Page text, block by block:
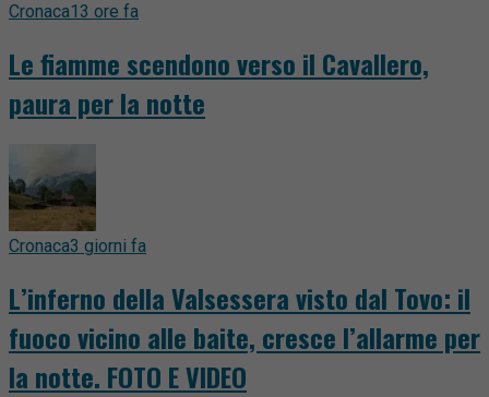
Cronaca13 ore fa
Le fiamme scendono verso il Cavallero,
paura per la notte
Cronaca3 giorni fa
L’inferno della Valsessera visto dal Tovo: il
fuoco vicino alle baite, cresce l’allarme per
la notte. FOTO E VIDEO